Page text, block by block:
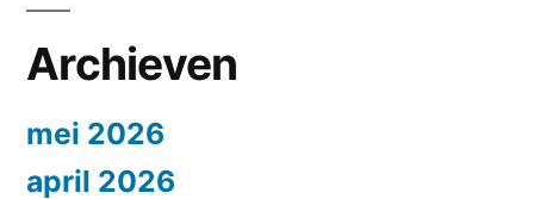
Archieven
mei 2026
april 2026